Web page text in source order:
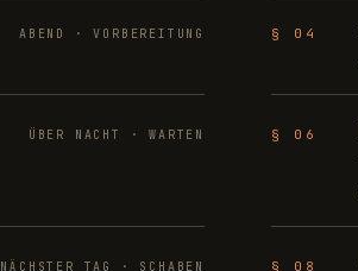
ABEND · VORBEREITUNG § 04
ÜBER NACHT · WARTEN § 06
NÄCHSTER TAG · SCHABEN § 08